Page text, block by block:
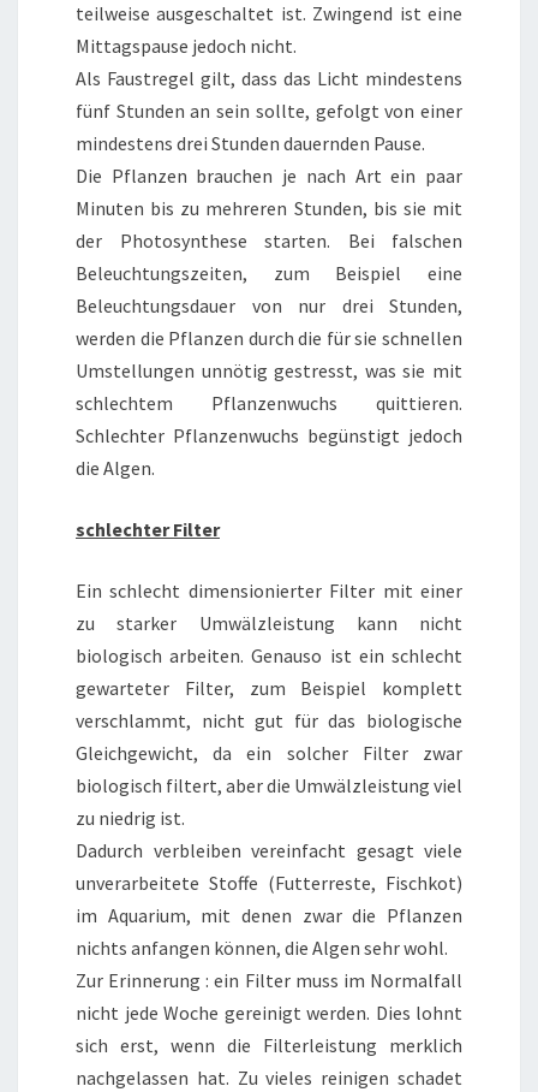
teilweise ausgeschaltet ist. Zwingend ist eine
Mittagspause jedoch nicht.
Als Faustregel gilt, dass das Licht mindestens
fünf Stunden an sein sollte, gefolgt von einer
mindestens drei Stunden dauernden Pause.
Die Pflanzen brauchen je nach Art ein paar
Minuten bis zu mehreren Stunden, bis sie mit
der Photosynthese starten. Bei falschen
Beleuchtungszeiten, zum Beispiel eine
Beleuchtungsdauer von nur drei Stunden,
werden die Pflanzen durch die für sie schnellen
Umstellungen unnötig gestresst, was sie mit
schlechtem Pflanzenwuchs quittieren.
Schlechter Pflanzenwuchs begünstigt jedoch
die Algen.
schlechter Filter
Ein schlecht dimensionierter Filter mit einer
zu starker Umwälzleistung kann nicht
biologisch arbeiten. Genauso ist ein schlecht
gewarteter Filter, zum Beispiel komplett
verschlammt, nicht gut für das biologische
Gleichgewicht, da ein solcher Filter zwar
biologisch filtert, aber die Umwälzleistung viel
zu niedrig ist.
Dadurch verbleiben vereinfacht gesagt viele
unverarbeitete Stoffe (Futterreste, Fischkot)
im Aquarium, mit denen zwar die Pflanzen
nichts anfangen können, die Algen sehr wohl.
Zur Erinnerung : ein Filter muss im Normalfall
nicht jede Woche gereinigt werden. Dies lohnt
sich erst, wenn die Filterleistung merklich
nachgelassen hat. Zu vieles reinigen schadet